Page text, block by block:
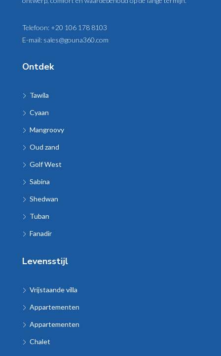
Telefoon: +20 106 178 8103
E-mail: sales@gouna360.com
Ontdek
Tawila
Cyaan
Mangroovy
Oud zand
Golf West
Sabina
Shedwan
Tuban
Fanadir
Levensstijl
Vrijstaande villa
Appartementen
Appartementen
Chalet